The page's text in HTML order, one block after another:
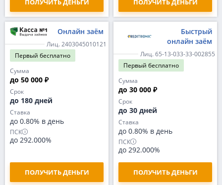
ПОЛУЧИТЬ ДЕНЬГИ ПОЛУЧИТЬ ДЕНЬГИ
Онлайн заём
Лиц. 2403045010121
Первый бесплатно
Сумма
до 50 000 ₽
Срок
до 180 дней
Ставка
до 0.80% в день
ПСК
до 292.000%
ПОЛУЧИТЬ ДЕНЬГИ
Быстрый
онлайн заём
Лиц. 65-13-033-33-002855
Первый бесплатно
Сумма
до 30 000 ₽
Срок
до 30 дней
Ставка
до 0.80% в день
ПСК
до 292.000%
ПОЛУЧИТЬ ДЕНЬГИ